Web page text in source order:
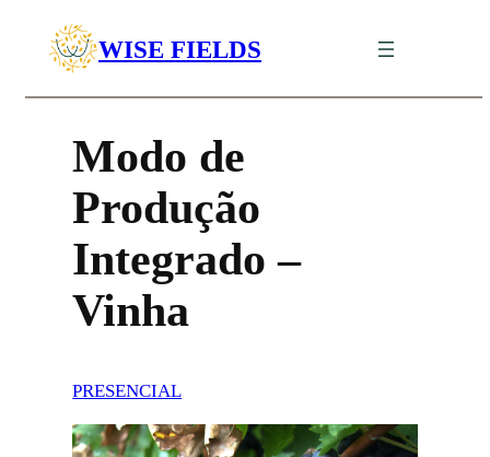
WISE FIELDS
Agricultura, Jardins e Floresta
Modo de
Produção
Integrado –
Vinha
PRESENCIAL